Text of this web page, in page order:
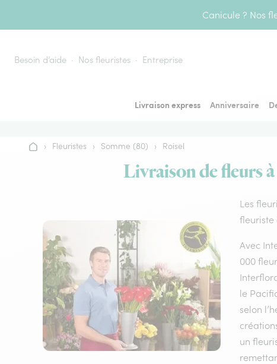
Canicule ? Nos
Besoin d’aide Nos fleuristes Entreprise
Livraison express Anniversaire
Accueil
› Fleuristes › Somme (80) › Roisel
Livraison de fleurs
Les
fleuriste
Avec
000
le
selon
un